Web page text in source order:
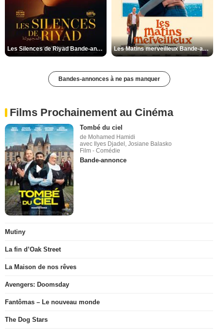
Les Silences de Riyad Bande-annonce VO STFR Les Matins merveilleux Bande-annonce VF
Bandes-annonces à ne pas manquer
Films Prochainement au Cinéma
Tombé du ciel
de Mohamed Hamidi
avec Ilyes Djadel, Josiane Balasko
Film - Comédie
Bande-annonce
Mutiny
La fin d’Oak Street
La Maison de nos rêves
Avengers: Doomsday
Fantômas – Le nouveau monde
The Dog Stars